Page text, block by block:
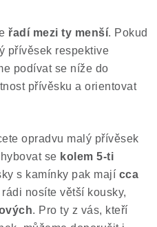
řadí mezi ty menší. Pokud
přívěsek respektive
podívat se níže do
přívěsku a orientovat
opradvu malý přívěsek
se kolem 5-ti
s kamínky pak mají cca
nosíte větší kousky,
. Pro ty z vás, kteří